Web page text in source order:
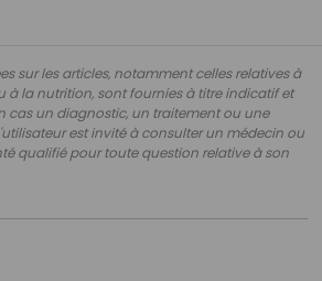
sur les articles, notamment celles relatives à
à la nutrition, sont fournies à titre indicatif et
cas un diagnostic, un traitement ou une
est invité à consulter un médecin ou
qualifié pour toute question relative à son